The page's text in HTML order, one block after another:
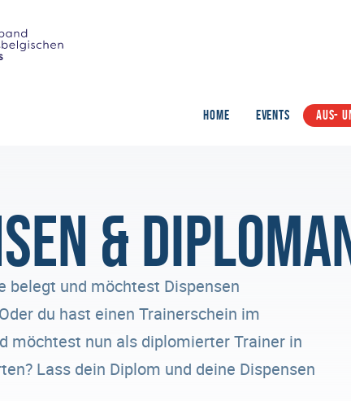
HOME EVENTS AUS-
&
belegt und möchtest Dispensen
du hast einen Trainerschein im
möchtest nun als diplomierter Trainer in
Lass dein Diplom und deine Dispensen